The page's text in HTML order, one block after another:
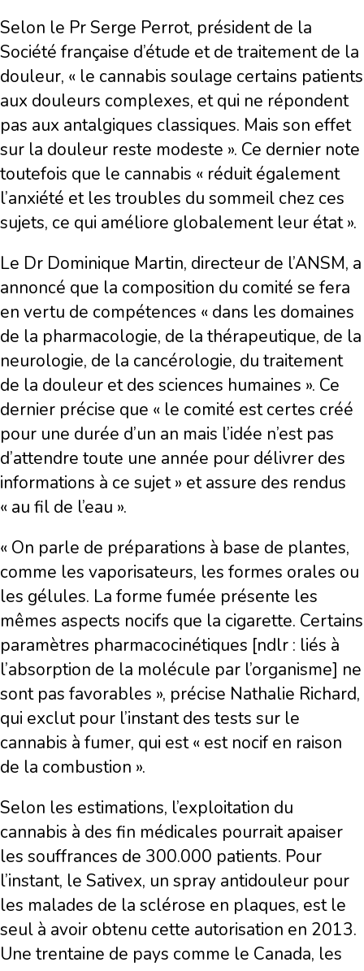
Selon le Pr Serge Perrot, président de la
Société française d’étude et de traitement de la
douleur, « le cannabis soulage certains patients
aux douleurs complexes, et qui ne répondent
pas aux antalgiques classiques. Mais son effet
sur la douleur reste modeste ». Ce dernier note
toutefois que le cannabis « réduit également
l’anxiété et les troubles du sommeil chez ces
sujets, ce qui améliore globalement leur état ».
Le Dr Dominique Martin, directeur de l’ANSM, a
annoncé que la composition du comité se fera
en vertu de compétences « dans les domaines
de la pharmacologie, de la thérapeutique, de la
neurologie, de la cancérologie, du traitement
de la douleur et des sciences humaines ». Ce
dernier précise que « le comité est certes créé
pour une durée d’un an mais l’idée n’est pas
d’attendre toute une année pour délivrer des
informations à ce sujet » et assure des rendus
« au fil de l’eau ».
« On parle de préparations à base de plantes,
comme les vaporisateurs, les formes orales ou
les gélules. La forme fumée présente les
mêmes aspects nocifs que la cigarette. Certains
paramètres pharmacocinétiques [ndlr : liés à
l’absorption de la molécule par l’organisme] ne
sont pas favorables », précise Nathalie Richard,
qui exclut pour l’instant des tests sur le
cannabis à fumer, qui est « est nocif en raison
de la combustion ».
Selon les estimations, l’exploitation du
cannabis à des fin médicales pourrait apaiser
les souffrances de 300.000 patients. Pour
l’instant, le Sativex, un spray antidouleur pour
les malades de la sclérose en plaques, est le
seul à avoir obtenu cette autorisation en 2013.
Une trentaine de pays comme le Canada, les